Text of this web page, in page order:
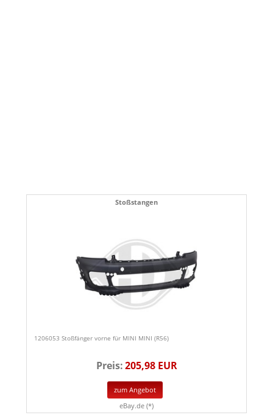
Stoßstangen
1206053 Stoßfänger vorne für MINI MINI (R56)
Preis:205,98 EUR
zum Angebot
eBay.de (*)